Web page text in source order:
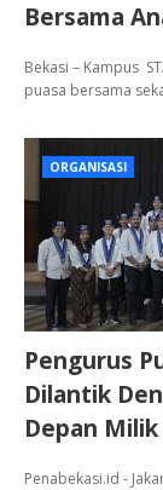
Bersama
Bekasi – Kampus
puasa bersama
ORGANISASI
Pengurus
Dilantik
Depan
Penabekasi.id -